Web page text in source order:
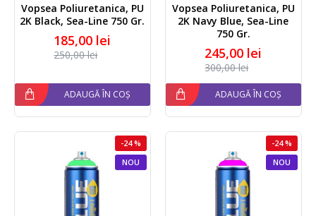
Vopsea Poliuretanica, PU
2K Black, Sea-Line 750 Gr.
185,00 lei
250,00 lei
ADAUGĂ ÎN COȘ
Vopsea Poliuretanica, PU
2K Navy Blue, Sea-Line
750 Gr.
245,00 lei
300,00 lei
ADAUGĂ ÎN COȘ
NOU
-24 %
NOU
-24 %